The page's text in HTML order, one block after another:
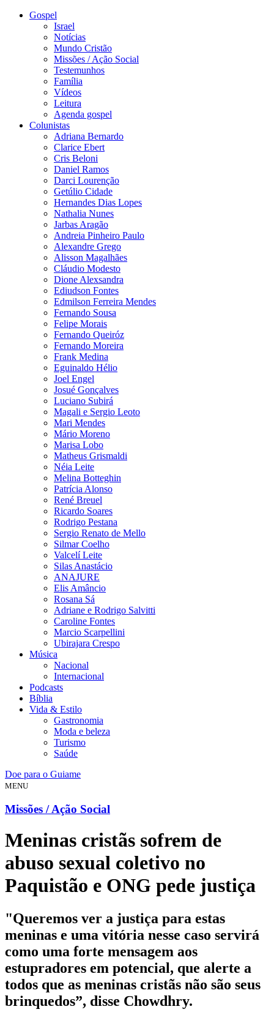
Gospel
Israel
Notícias
Mundo Cristão
Missões / Ação Social
Testemunhos
Família
Vídeos
Leitura
Agenda gospel
Colunistas
Adriana Bernardo
Clarice Ebert
Cris Beloni
Daniel Ramos
Darci Lourenção
Getúlio Cidade
Hernandes Dias Lopes
Nathalia Nunes
Jarbas Aragão
Andreia Pinheiro Paulo
Alexandre Grego
Alisson Magalhães
Cláudio Modesto
Dione Alexsandra
Ediudson Fontes
Edmilson Ferreira Mendes
Fernando Sousa
Felipe Morais
Fernando Queiróz
Fernando Moreira
Frank Medina
Eguinaldo Hélio
Joel Engel
Josué Gonçalves
Luciano Subirá
Magali e Sergio Leoto
Mari Mendes
Mário Moreno
Marisa Lobo
Matheus Grismaldi
Néia Leite
Melina Botteghin
Patrícia Alonso
René Breuel
Ricardo Soares
Rodrigo Pestana
Sergio Renato de Mello
Silmar Coelho
Valcelí Leite
Silas Anastácio
ANAJURE
Elis Amâncio
Rosana Sá
Adriane e Rodrigo Salvitti
Caroline Fontes
Marcio Scarpellini
Ubirajara Crespo
Música
Nacional
Internacional
Podcasts
Bíblia
Vida & Estilo
Gastronomia
Moda e beleza
Turismo
Saúde
Doe para o Guiame
MENU
Missões / Ação Social
Meninas cristãs sofrem de
abuso sexual coletivo no
Paquistão e ONG pede justiça
"Queremos ver a justiça para estas
meninas e uma vitória nesse caso servirá
como uma forte mensagem aos
estupradores em potencial, que alerte a
todos que as meninas cristãs não são seus
brinquedos”, disse Chowdhry.